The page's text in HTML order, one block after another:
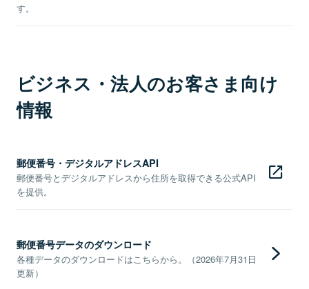
す。
ビジネス・法人のお客さま向け
情報
郵便番号・デジタルアドレスAPI
郵便番号とデジタルアドレスから住所を取得できる公式API
を提供。
郵便番号データのダウンロード
各種データのダウンロードはこちらから。（2026年7月31日
更新）